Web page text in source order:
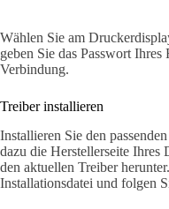
Wählen Sie am
geben Sie das Passwort
Verbindung.
Treiber installieren
Installieren Sie den
dazu die Herstellerseite Ihres
den aktuellen Treiber
Installationsdatei und folgen